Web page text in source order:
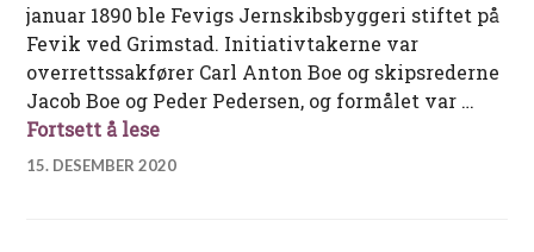
januar 1890 ble Fevigs Jernskibsbyggeri stiftet på
Fevik ved Grimstad. Initiativtakerne var
overrettssakfører Carl Anton Boe og skipsrederne
Jacob Boe og Peder Pedersen, og formålet var …
Fortsett å leseJernskipsbyggeriene på Fevik
15. DESEMBER 2020